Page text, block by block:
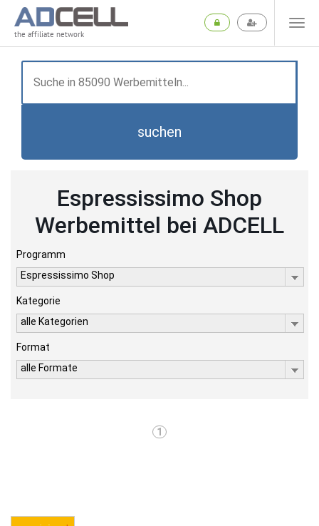
the affiliate network
suchen
Espressissimo Shop
Werbemittel bei ADCELL
Programm
Espressissimo Shop
Kategorie
alle Kategorien
Format
alle Formate
1